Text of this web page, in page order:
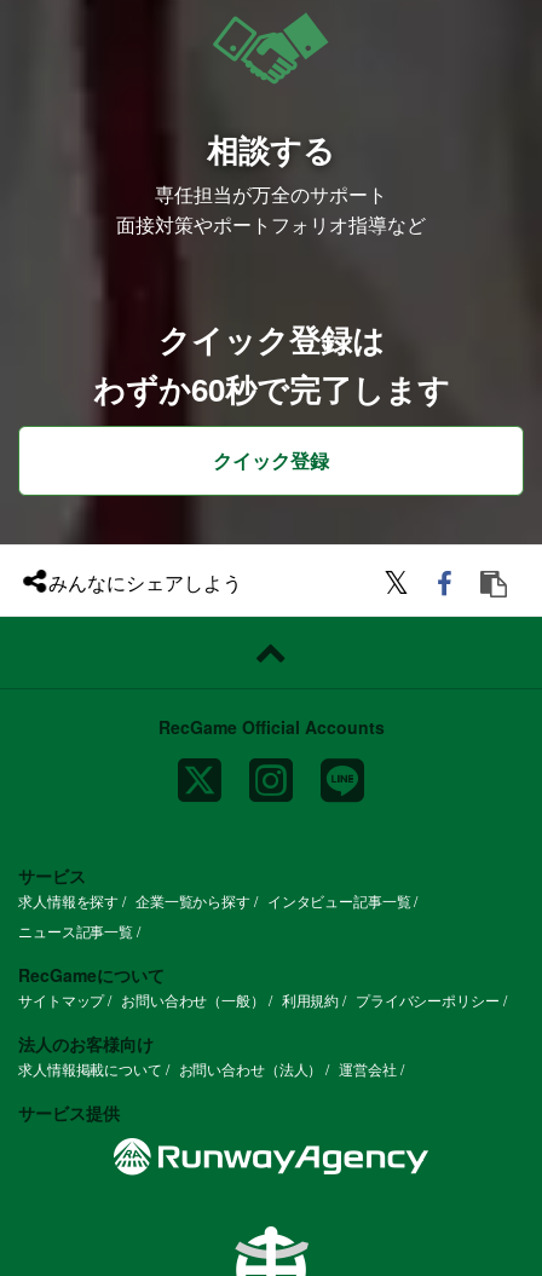
ながら、自身の成長を加速させることがで
ニュースメディア/媒体の在籍経験があ
ご経験をお持ちの方
海外ニュースへの抵抗感がない方（翻訳ツ
ール使用可）
歓迎条件
経済メディアでの業務経験をお持ちの方
働き方について
よって上記の時間帯内で稼働が発生いたし
※時間帯ごとに担当をアサインするため、
AM6時～PM8時すべてフル稼働いただく
必要はありません。
休日（土日祝日）もニュースキュレーショ
に稼働いただく場合があります。
※休日稼働された場合は、平日に代休を取
っていただいています
め、週3日程度の出社を想定しておりま
す。一方で働き方については個人の事情や
業務内容に応じて運用しており、柔軟にリ
※稼働時間や出社頻度については、チーム
以下のご思考性をお持ちの方、お待ちして
経済、ビジネスニュースが好きな方
ユーザーファーストのマインドを持ち、客
観的に情報の取捨選択ができる方
ユーザベースの7バリューへの共感があ
定量的なデータを元にした議論・意思決定
が行える方
slack等のオンラインチャットツールを使
ートワークに抵抗がない方
相談する
専任担当が万全のサポート
面接対策やポートフォリオ指導など
クイック登録は
わずか60秒で完了します
クイック登録
みんなにシェアしよう
RecGame Official Accounts
サービス
求人情報を探す 企業一覧から探す
インタビュー記事一覧
ニュース記事一覧
RecGameについて
サイトマップ お問い合わせ（一般） 利用規約 プライバシーポリシー
法人のお客様向け
求人情報掲載について お問い合わせ（法人） 運営会社
サービス提供